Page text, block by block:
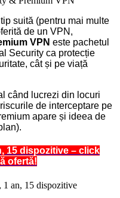
suită (pentru mai multe
de un VPN,
VPN este pachetul
Security ca protecție
cât și pe viață
când lucrezi din locuri
de interceptare pe
apare și ideea de
15 dispozitive – click
ofertă!